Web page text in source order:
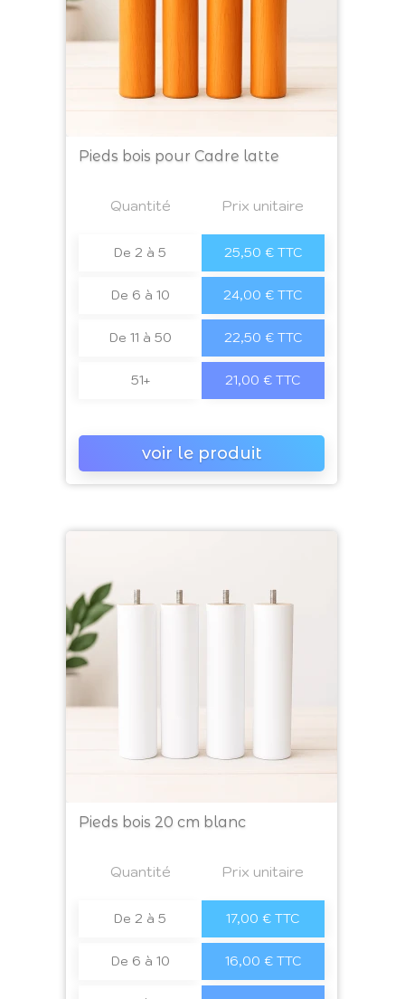
Pieds bois pour Cadre latte
Quantité Prix unitaire
De 2 à 5 25,50 € TTC
De 6 à 10 24,00 € TTC
De 11 à 50 22,50 € TTC
51+ 21,00 € TTC
voir le produit
Pieds bois 20 cm blanc
Quantité Prix unitaire
De 2 à 5 17,00 € TTC
De 6 à 10 16,00 € TTC